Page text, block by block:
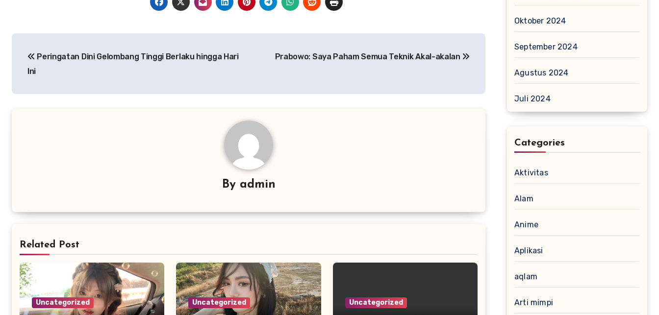
pos Peringatan Dini Gelombang Tinggi Berlaku hingga Hari
Ini
Prabowo: Saya Paham Semua Teknik Akal-akalan
By admin
Related Post
Uncategorized Uncategorized Uncategorized
Oktober 2024
September 2024
Agustus 2024
Juli 2024
Categories
Aktivitas
Alam
Anime
Aplikasi
aqlam
Arti mimpi